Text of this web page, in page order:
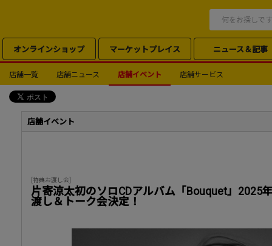
オンラインショップ マーケットプレイス ニュース＆記事
店舗一覧 店舗ニュース 店舗イベント 店舗サービス
店舗イベント
[特典お渡し会]
片寄涼太初のソロCDアルバム「Bouquet」2025
渡し＆トーク会決定！